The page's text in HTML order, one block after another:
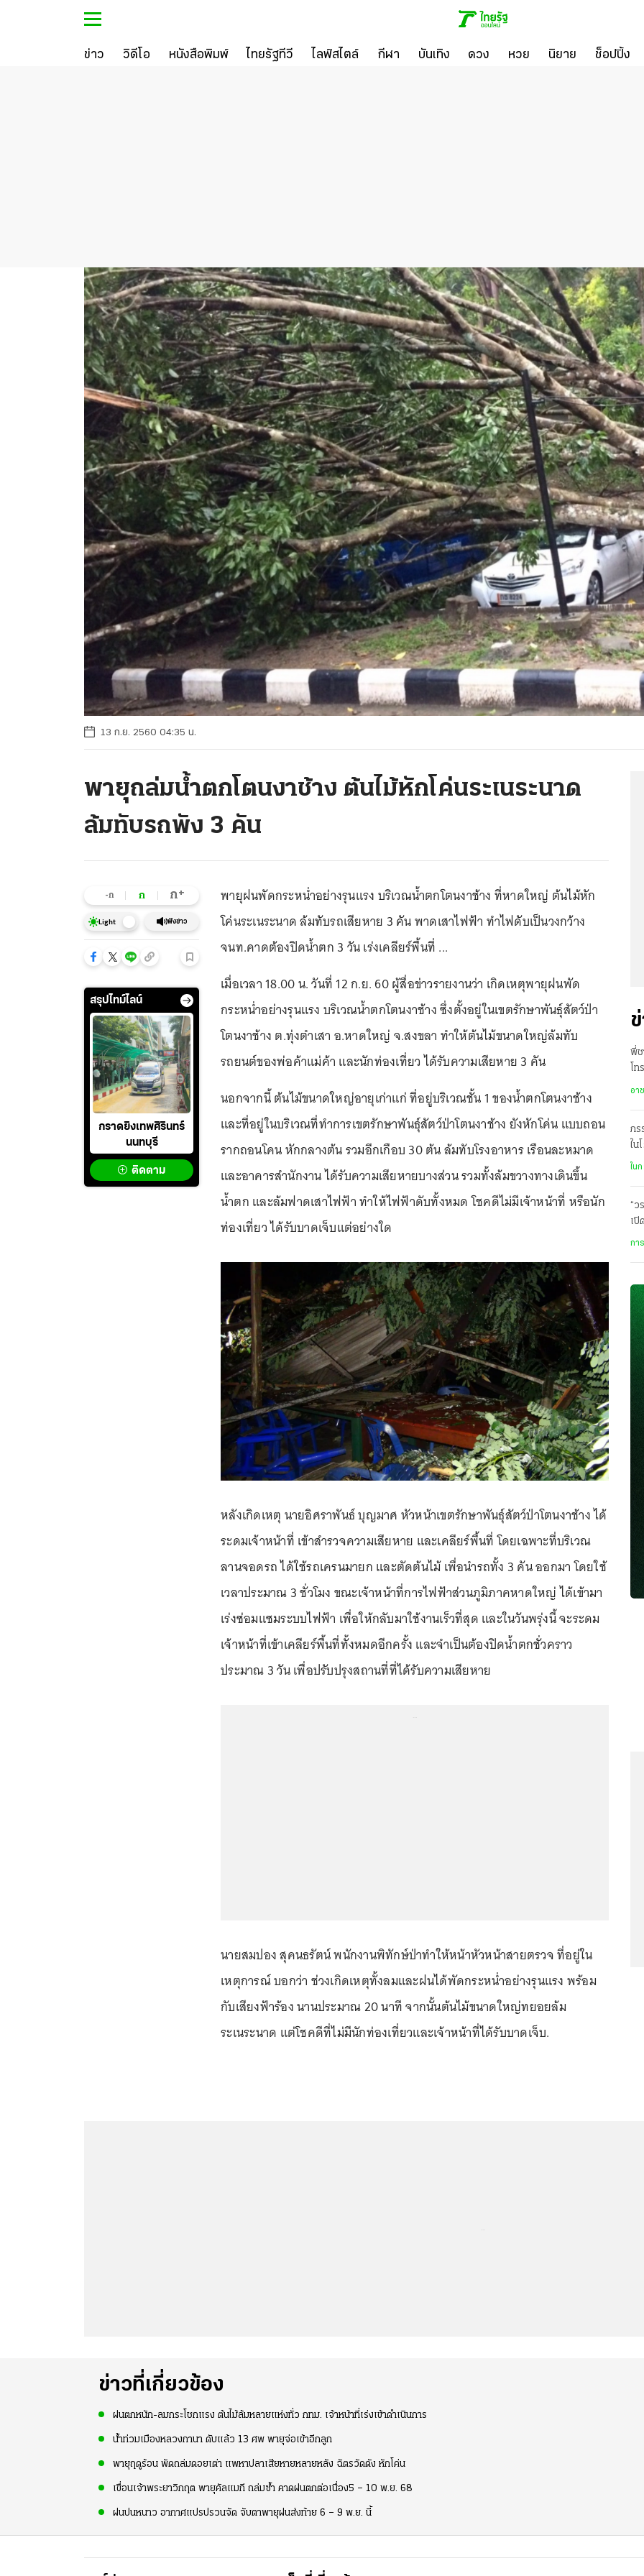
ข่าว วิดีโอ หนังสือพิมพ์ ไทยรัฐทีวี ไลฟ์สไตล์ กีฬา บันเทิง ดวง หวย นิยาย ช็อปปิ้ง
13 ก.ย. 2560 04:35 น.
พายุถล่มน้ำตกโตนงาช้าง ต้นไม้หักโค่นระเนระนาด
ล้มทับรถพัง 3 คัน
-ก ก ก+
Light ฟังข่าว
สรุปไทม์ไลน์
กราดยิงเทพศิรินทร์
นนทบุรี
ติดตาม
พายุฝนพัดกระหน่ำอย่างรุนแรง บริเวณน้ำตกโตนงาช้าง ที่หาดใหญ่ ต้นไม้หัก
โค่นระเนระนาด ล้มทับรถเสียหาย 3 คัน พาดเสาไฟฟ้า ทำไฟดับเป็นวงกว้าง
จนท.คาดต้องปิดน้ำตก 3 วัน เร่งเคลียร์พื้นที่ ...
เมื่อเวลา 18.00 น. วันที่ 12 ก.ย. 60 ผู้สื่อข่าวรายงานว่า เกิดเหตุพายุฝนพัด
กระหน่ำอย่างรุนแรง บริเวณน้ำตกโตนงาช้าง ซึ่งตั้งอยู่ในเขตรักษาพันธุ์สัตว์ป่า
โตนงาช้าง ต.ทุ่งตำเสา อ.หาดใหญ่ จ.สงขลา ทำให้ต้นไม้ขนาดใหญ่ล้มทับ
รถยนต์ของพ่อค้าแม่ค้า และนักท่องเที่ยว ได้รับความเสียหาย 3 คัน
นอกจากนี้ ต้นไม้ขนาดใหญ่อายุเก่าแก่ ที่อยู่บริเวณชั้น 1 ของน้ำตกโตนงาช้าง
และที่อยู่ในบริเวณที่ทำการเขตรักษาพันธุ์สัตว์ป่าโตนงาช้าง ยังหักโค่น แบบถอน
รากถอนโคน หักกลางต้น รวมอีกเกือบ 30 ต้น ล้มทับโรงอาหาร เรือนละหมาด
และอาคารสำนักงาน ได้รับความเสียหายบางส่วน รวมทั้งล้มขวางทางเดินขึ้น
น้ำตก และล้มฟาดเสาไฟฟ้า ทำให้ไฟฟ้าดับทั้งหมด โชคดีไม่มีเจ้าหน้าที่ หรือนัก
ท่องเที่ยว ได้รับบาดเจ็บแต่อย่างใด
หลังเกิดเหตุ นายอิศราพันธ์ บุญมาศ หัวหน้าเขตรักษาพันธุ์สัตว์ป่าโตนงาช้าง ได้
ระดมเจ้าหน้าที่ เข้าสำรวจความเสียหาย และเคลียร์พื้นที่ โดยเฉพาะที่บริเวณ
ลานจอดรถ ได้ใช้รถเครนมายก และตัดต้นไม้ เพื่อนำรถทั้ง 3 คัน ออกมา โดยใช้
เวลาประมาณ 3 ชั่วโมง ขณะเจ้าหน้าที่การไฟฟ้าส่วนภูมิภาคหาดใหญ่ ได้เข้ามา
เร่งซ่อมแซมระบบไฟฟ้า เพื่อให้กลับมาใช้งานเร็วที่สุด และในวันพรุ่งนี้ จะระดม
เจ้าหน้าที่เข้าเคลียร์พื้นที่ทั้งหมดอีกครั้ง และจำเป็นต้องปิดน้ำตกชั่วคราว
ประมาณ 3 วัน เพื่อปรับปรุงสถานที่ที่ได้รับความเสียหาย
นายสมปอง สุคนธรัตน์ พนักงานพิทักษ์ป่าทำให้หน้าหัวหน้าสายตรวจ ที่อยู่ใน
เหตุการณ์ บอกว่า ช่วงเกิดเหตุทั้งลมและฝนได้พัดกระหน่ำอย่างรุนแรง พร้อม
กับเสียงฟ้าร้อง นานประมาณ 20 นาที จากนั้นต้นไม้ขนาดใหญ่ทยอยล้ม
ระเนระนาด แต่โชคดีที่ไม่มีนักท่องเที่ยวและเจ้าหน้าที่ได้รับบาดเจ็บ.
พี่ช
โท
อา
ภร
ใน
ใจ
ใน
“ว
เปิ
กา
ข่าวที่เกี่ยวข้อง
ฝนตกหนัก-ลมกระโชกแรง ต้นไม้ล้มหลายแห่งทั่ว กทม. เจ้าหน้าที่เร่งเข้าดำเนินการ
น้ำท่วมเมืองหลวงกานา ดับแล้ว 13 ศพ พายุจ่อเข้าอีกลูก
พายุฤดูร้อน พัดถล่มดอยเต่า แพหาปลาเสียหายหลายหลัง ฉัตรวัดดัง หักโค่น
เขื่อนเจ้าพระยาวิกฤต พายุคัลแมกี ถล่มซ้ำ คาดฝนตกต่อเนื่อง5 – 10 พ.ย. 68
ฝนปนหนาว อากาศแปรปรวนจัด จับตาพายุฝนส่งท้าย 6 – 9 พ.ย. นี้